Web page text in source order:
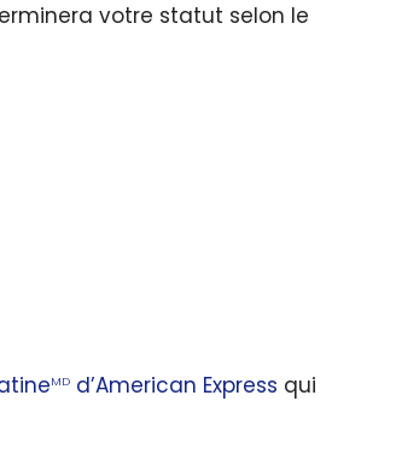
votre statut selon le
MD d’American Express qui